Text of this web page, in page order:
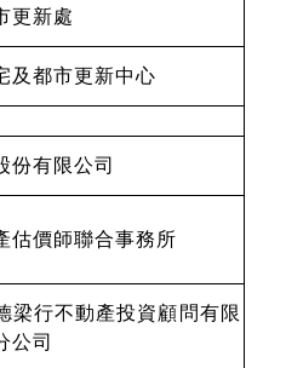
更新處
及都市更新中心
份有限公司
估價師聯合事務所
梁行不動產投資顧問有限
公司